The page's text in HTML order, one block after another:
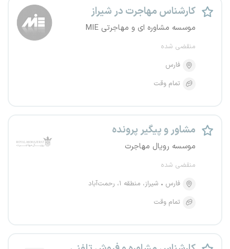
کارشناس مهاجرت در شیراز
موسسه مشاوره ای و مهاجرتی MIE
منقضی شده
فارس
تمام وقت
مشاور و پیگیر پرونده
موسسه رویال مهاجرت
منقضی شده
فارس
شیراز، منطقه ۱، رحمت‌آباد
تمام وقت